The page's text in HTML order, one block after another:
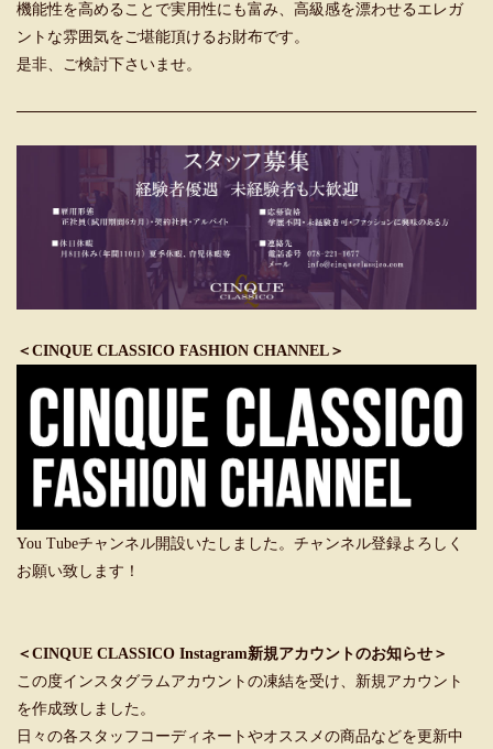
機能性を高めることで実用性にも富み、高級感を漂わせるエレガ
ントな雰囲気をご堪能頂けるお財布です。
是非、ご検討下さいませ。
＜CINQUE CLASSICO FASHION CHANNEL＞
You Tubeチャンネル開設いたしました。チャンネル登録よろしく
お願い致します！
＜CINQUE CLASSICO Instagram新規アカウントのお知らせ＞
この度インスタグラムアカウントの凍結を受け、新規アカウント
を作成致しました。
日々の各スタッフコーディネートやオススメの商品などを更新中